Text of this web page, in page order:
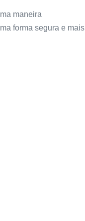
maneira
forma segura e mais